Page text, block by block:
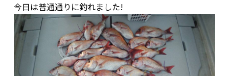
今日は普通通りに釣れました!